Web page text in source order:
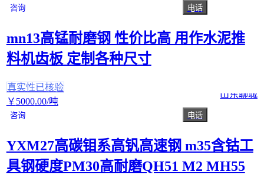
咨询 电话
mn13高锰耐磨钢 性价比高 用作水泥推
料机齿板 定制各种尺寸
真实性已核验
￥ 5000.00/吨
山东聊城
咨询 电话
YXM27高碳钼系高钒高速钢 m35含钴工
具钢硬度PM30高耐磨QH51 M2 MH55